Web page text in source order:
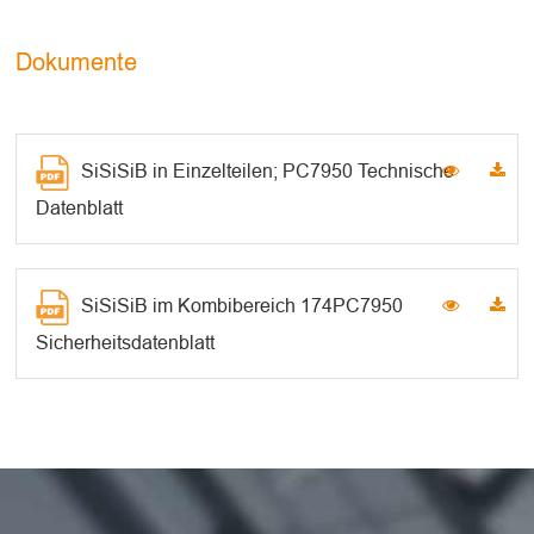
Dokumente
SiSiSiB in Einzelteilen; PC7950 Technische
Datenblatt
SiSiSiB im Kombibereich 174PC7950
Sicherheitsdatenblatt